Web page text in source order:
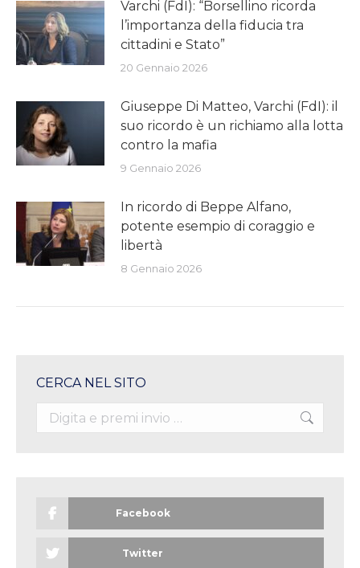
Varchi (FdI): “Borsellino ricorda
l’importanza della fiducia tra
cittadini e Stato”
20 Gennaio 2026
Giuseppe Di Matteo, Varchi (FdI): il
suo ricordo è un richiamo alla lotta
contro la mafia
9 Gennaio 2026
In ricordo di Beppe Alfano,
potente esempio di coraggio e
libertà
8 Gennaio 2026
CERCA NEL SITO
Search:
Facebook
Twitter